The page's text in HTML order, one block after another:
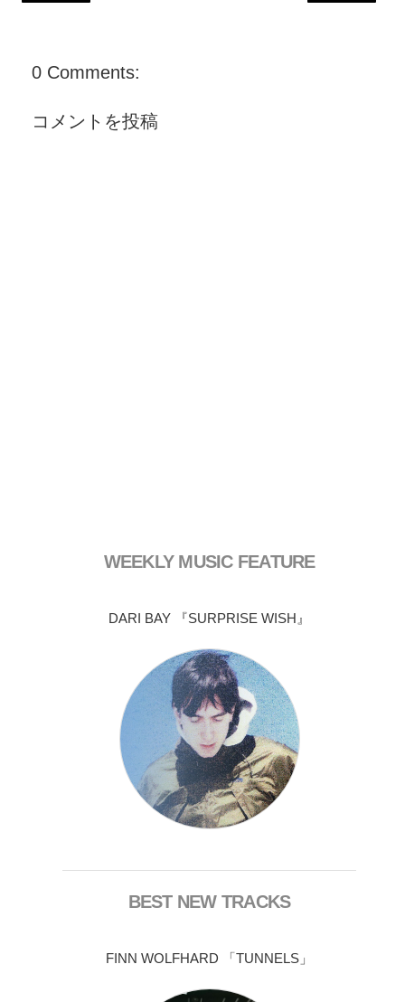
0 Comments:
コメントを投稿
WEEKLY MUSIC FEATURE
DARI BAY 『SURPRISE WISH』
BEST NEW TRACKS
FINN WOLFHARD 「TUNNELS」